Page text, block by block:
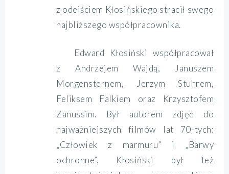
z odejściem Kłosińskiego stracił swego
najbliższego współpracownika.
Edward Kłosiński współpracował
z Andrzejem Wajdą, Januszem
Morgensternem, Jerzym Stuhrem,
Feliksem Falkiem oraz Krzysztofem
Zanussim. Był autorem zdjęć do
najważniejszych filmów lat 70-tych:
„Człowiek z marmuru” i „Barwy
ochronne”. Kłosiński był też